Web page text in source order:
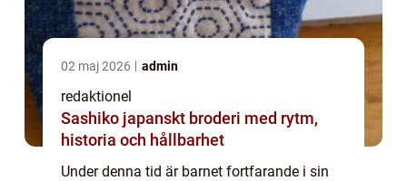
02 maj 2026 admin
redaktionel
Sashiko japanskt broderi med rytm,
historia och hållbarhet
Under denna tid är barnet fortfarande i sin